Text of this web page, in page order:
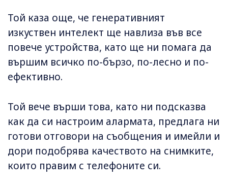
Той каза още, че генеративният
изкуствен интелект ще навлиза във все
повече устройства, като ще ни помага да
вършим всичко по-бързо, по-лесно и по-
ефективно.
Той вече върши това, като ни подсказва
как да си настроим алармата, предлага ни
готови отговори на съобщения и имейли и
дори подобрява качеството на снимките,
които правим с телефоните си.